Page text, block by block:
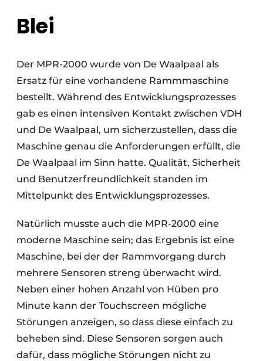
Datenschutz / Cookie-Erklärung
Videos
Blei
Der MPR-2000 wurde von De Waalpaal als
Ersatz für eine vorhandene Rammmaschine
bestellt. Während des Entwicklungsprozesses
gab es einen intensiven Kontakt zwischen VDH
und De Waalpaal, um sicherzustellen, dass die
Maschine genau die Anforderungen erfüllt, die
De Waalpaal im Sinn hatte. Qualität, Sicherheit
und Benutzerfreundlichkeit standen im
Mittelpunkt des Entwicklungsprozesses.
Natürlich musste auch die MPR-2000 eine
moderne Maschine sein; das Ergebnis ist eine
Maschine, bei der der Rammvorgang durch
mehrere Sensoren streng überwacht wird.
Neben einer hohen Anzahl von Hüben pro
Minute kann der Touchscreen mögliche
Störungen anzeigen, so dass diese einfach zu
beheben sind. Diese Sensoren sorgen auch
dafür, dass mögliche Störungen nicht zu